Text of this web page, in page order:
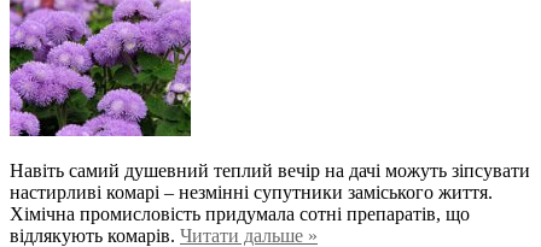
Навіть самий душевний теплий вечір на дачі можуть зіпсувати
настирливі комарі – незмінні супутники заміського життя.
Хімічна промисловість придумала сотні препаратів, що
відлякують комарів. Читати дальше »